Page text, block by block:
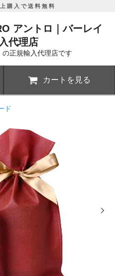
購入で送料無料
正規輸入代理店です
カートを見る
ド